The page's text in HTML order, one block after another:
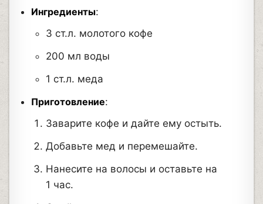
Ингредиенты:
3 ст.л. молотого кофе
200 мл воды
1 ст.л. меда
Приготовление:
Заварите кофе и дайте ему остыть.
Добавьте мед и перемешайте.
Нанесите на волосы и оставьте на
1 час.